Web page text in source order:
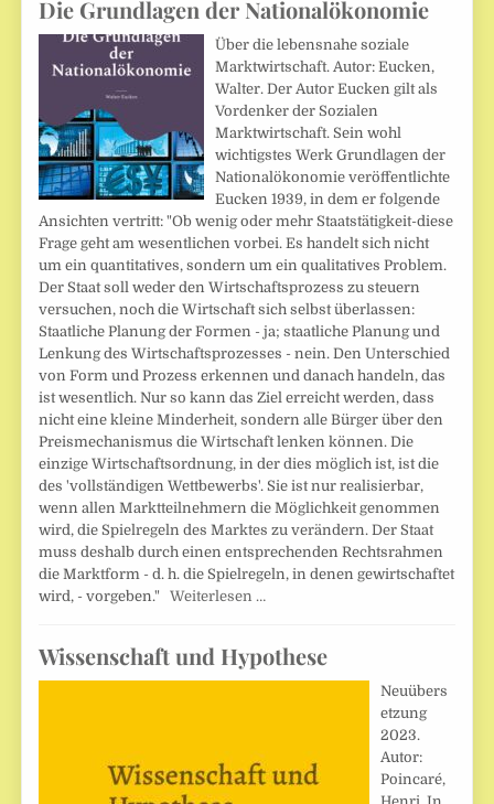
Die Grundlagen der Nationalökonomie
Über die lebensnahe soziale
Marktwirtschaft. Autor: Eucken,
Walter. Der Autor Eucken gilt als
Vordenker der Sozialen
Marktwirtschaft. Sein wohl
wichtigstes Werk Grundlagen der
Nationalökonomie veröffentlichte
Eucken 1939, in dem er folgende
Ansichten vertritt: "Ob wenig oder mehr Staatstätigkeit-diese
Frage geht am wesentlichen vorbei. Es handelt sich nicht
um ein quantitatives, sondern um ein qualitatives Problem.
Der Staat soll weder den Wirtschaftsprozess zu steuern
versuchen, noch die Wirtschaft sich selbst überlassen:
Staatliche Planung der Formen - ja; staatliche Planung und
Lenkung des Wirtschaftsprozesses - nein. Den Unterschied
von Form und Prozess erkennen und danach handeln, das
ist wesentlich. Nur so kann das Ziel erreicht werden, dass
nicht eine kleine Minderheit, sondern alle Bürger über den
Preismechanismus die Wirtschaft lenken können. Die
einzige Wirtschaftsordnung, in der dies möglich ist, ist die
des 'vollständigen Wettbewerbs'. Sie ist nur realisierbar,
wenn allen Marktteilnehmern die Möglichkeit genommen
wird, die Spielregeln des Marktes zu verändern. Der Staat
muss deshalb durch einen entsprechenden Rechtsrahmen
die Marktform - d. h. die Spielregeln, in denen gewirtschaftet
wird, - vorgeben."Weiterlesen …
Wissenschaft und Hypothese
Neuübers
etzung
2023.
Autor:
Poincaré,